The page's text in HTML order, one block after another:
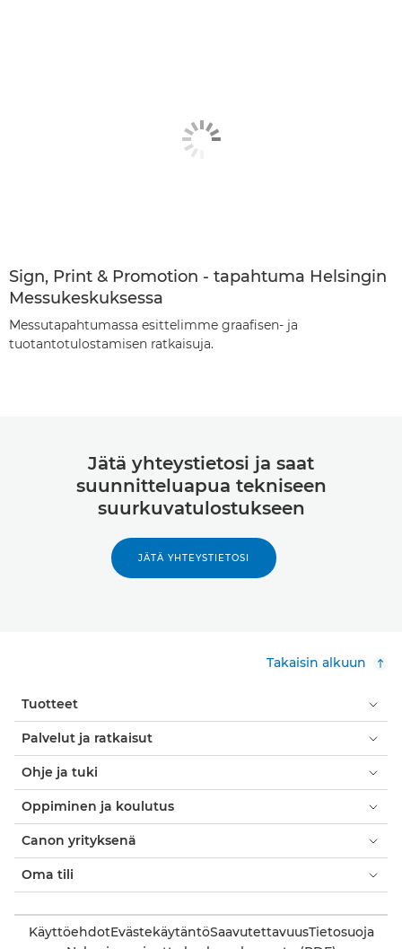
Sign, Print & Promotion - tapahtuma Helsingin
Messukeskuksessa
Messutapahtumassa esittelimme graafisen- ja
tuotantotulostamisen ratkaisuja.
Jätä yhteystietosi ja saat
suunnitteluapua tekniseen
suurkuvatulostukseen
JÄTÄ YHTEYSTIETOSI
Takaisin alkuun
Tuotteet
Palvelut ja ratkaisut
Ohje ja tuki
Oppiminen ja koulutus
Canon yrityksenä
Oma tili
KäyttöehdotEvästekäytäntöSaavutettavuusTietosuoja